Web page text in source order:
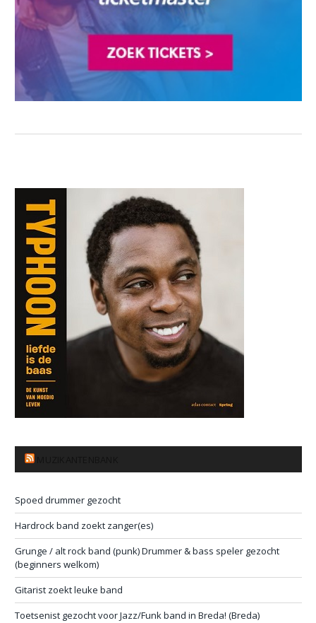
Spoed drummer gezocht
Hardrock band zoekt zanger(es)
Grunge / alt rock band (punk) Drummer & bass speler gezocht
(beginners welkom)
Gitarist zoekt leuke band
Toetsenist gezocht voor Jazz/Funk band in Breda! (Breda)